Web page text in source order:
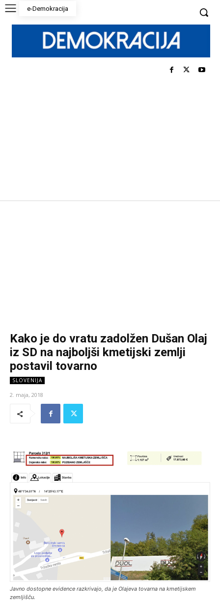
e-Demokracija
Kako je do vratu zadolžen Dušan Olaj
iz SD na najboljši kmetijski zemlji
postavil tovarno
SLOVENIJA
2. maja, 2018
Javno dostopne evidence razkrivajo, da je Olajeva tovarna na kmetijskem
zemljišču.